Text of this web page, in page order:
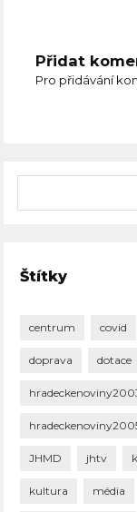
Přidat
Pro přidávání
Štítky
centrum covid
doprava dotace
JHMD jhtv
kultura média